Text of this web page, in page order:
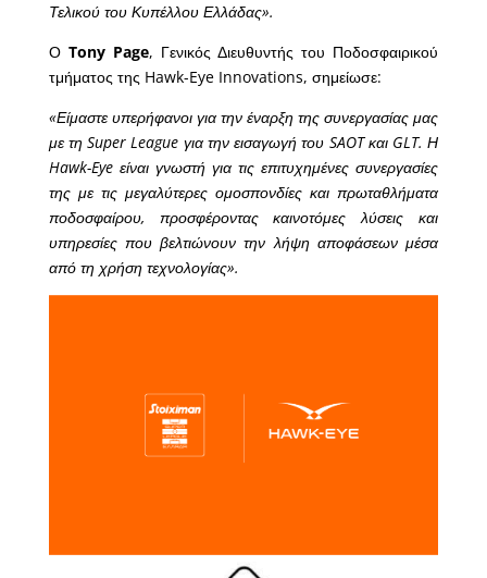
Τελικού του Κυπέλλου Ελλάδας».
Ο Tony Page, Γενικός Διευθυντής του Ποδοσφαιρικού
τμήματος της Hawk-Eye Innovations, σημείωσε:
«Είμαστε υπερήφανοι για την έναρξη της συνεργασίας μας
με τη Super League για την εισαγωγή του SAOT και GLT. Η
Hawk-Eye είναι γνωστή για τις επιτυχημένες συνεργασίες
της με τις μεγαλύτερες ομοσπονδίες και πρωταθλήματα
ποδοσφαίρου, προσφέροντας καινοτόμες λύσεις και
υπηρεσίες που βελτιώνουν την λήψη αποφάσεων μέσα
από τη χρήση τεχνολογίας».